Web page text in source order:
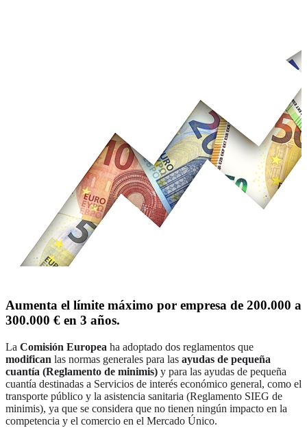
Aumenta el límite máximo por empresa de 200.000 a
300.000 € en 3 años.
La Comisión Europea ha adoptado dos reglamentos que
modifican las normas generales para las ayudas de pequeña
cuantía (Reglamento de minimis) y para las ayudas de pequeña
cuantía destinadas a Servicios de interés económico general, como el
transporte público y la asistencia sanitaria (Reglamento SIEG de
minimis), ya que se considera que no tienen ningún impacto en la
competencia y el comercio en el Mercado Único.